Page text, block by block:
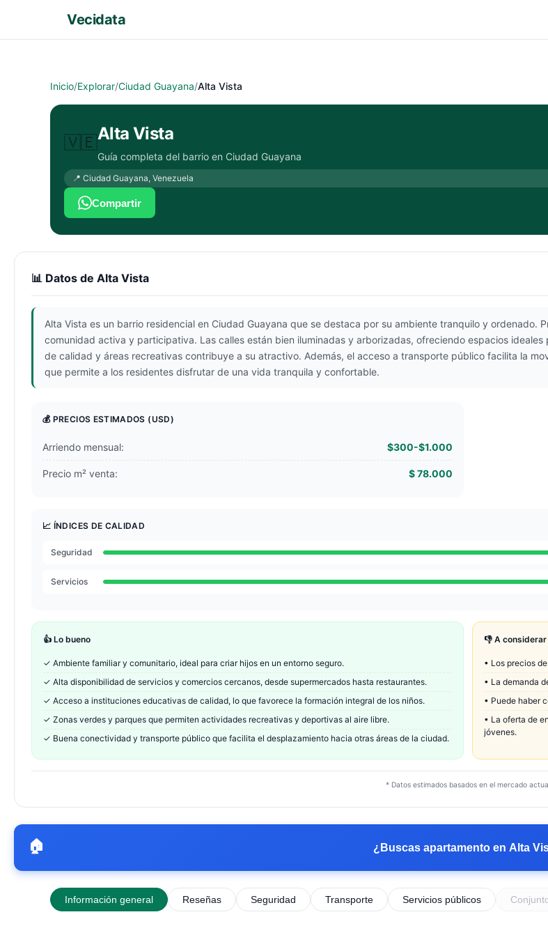
Vecidata
Inicio/Explorar/Ciudad Guayana/Alta Vista
🇻🇪Alta Vista
Guía completa del barrio en Ciudad Guayana
📍 Ciudad Guayana, Venezuela
Compartir
📊 Datos de Alta Vista
Alta Vista es un barrio residencial en Ciudad Guayana que se destaca por su ambiente tranquilo y ordenado.
comunidad activa y participativa. Las calles están bien iluminadas y arborizadas, ofreciendo espacios
de calidad y áreas recreativas contribuye a su atractivo. Además, el acceso a transporte público facilita la
que permite a los residentes disfrutar de una vida tranquila y confortable.
💰 PRECIOS ESTIMADOS (USD)
Arriendo mensual: $300-$1.000
Precio m² venta: $ 78.000
📈 ÍNDICES DE CALIDAD
Seguridad
Servicios
👍 Lo bueno
✓ Ambiente familiar y comunitario, ideal para criar hijos en un entorno seguro.
✓ Alta disponibilidad de servicios y comercios cercanos, desde supermercados hasta restaurantes.
✓ Acceso a instituciones educativas de calidad, lo que favorece la formación integral de los niños.
✓ Zonas verdes y parques que permiten actividades recreativas y deportivas al aire libre.
✓ Buena conectividad y transporte público que facilita el desplazamiento hacia otras áreas de la ciudad.
👎 A considerar
• Los precios
• La demanda
• Puede haber
• La oferta de
jóvenes.
* Datos estimados basados en el mercado
🏠 ¿Buscas apartamento en Alta
Información general Reseñas Seguridad Transporte Servicios públicos